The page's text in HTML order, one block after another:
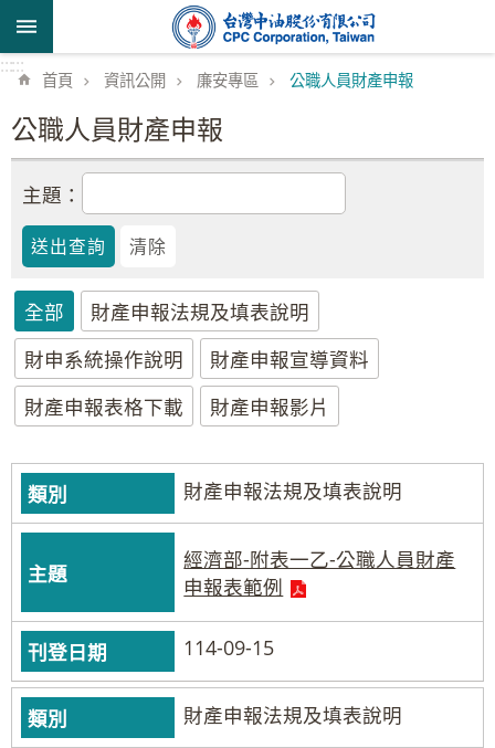
跳到主要內容區塊
::::::
首頁 資訊公開 廉安專區 公職人員財產申報
公職人員財產申報
主題：
全部
財產申報法規及填表說明
財申系統操作說明
財產申報宣導資料
財產申報表格下載
財產申報影片
財產申報法規及填表說明
經濟部-附表一乙-公職人員財產
申報表範例
114-09-15
財產申報法規及填表說明